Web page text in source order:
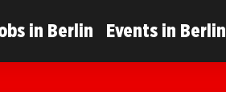
in Berlin Events in Berlin